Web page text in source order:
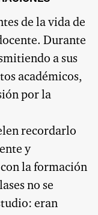
de la vida de
Durante
a sus
académicos,
por la
recordarlo
y
la formación
no se
eran